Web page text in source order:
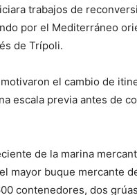
trabajos de
por el Mediterráneo
de Trípoli.
el cambio de
escala previa antes de
de la marina
mayor buque mercante
contenedores, dos